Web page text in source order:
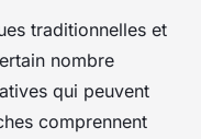
traditionnelles et
nombre
qui peuvent
comprennent